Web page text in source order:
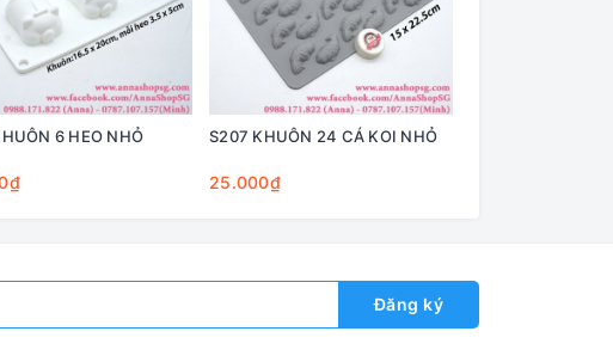
6 HEO NHỎ S207 KHUÔN 24 CÁ KOI NHỎ
25.000₫
Đăng ký